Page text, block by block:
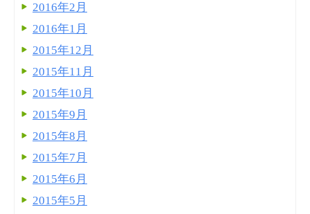
2016年2月
2016年1月
2015年12月
2015年11月
2015年10月
2015年9月
2015年8月
2015年7月
2015年6月
2015年5月